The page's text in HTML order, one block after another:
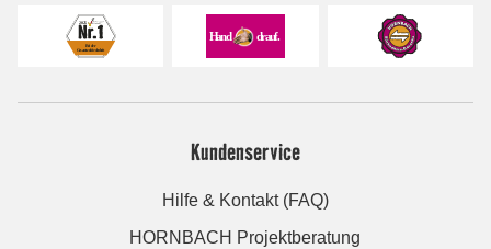
Kundenservice
Hilfe & Kontakt (FAQ)
HORNBACH Projektberatung